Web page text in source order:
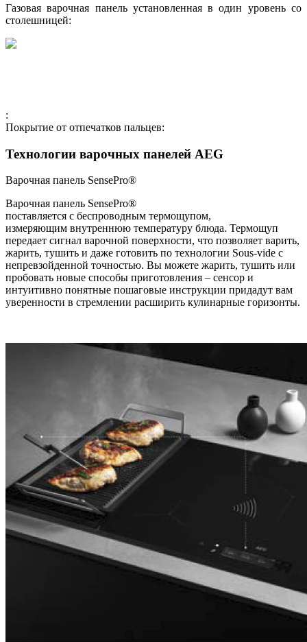
Газовая варочная панель установленная в один уровень со
столешницей:
:
Покрытие от отпечатков пальцев:
Технологии варочных панелей AEG
Варочная панель SensePro®
Варочная панель SensePro®
поставляется с беспроводным термощупом,
измеряющим внутреннюю температуру блюда. Термощуп
передает сигнал варочной поверхности, что позволяет варить,
жарить, тушить и даже готовить по технологии Sous-vide с
непревзойденной точностью. Вы можете жарить, тушить или
пробовать новые способы приготовления – сенсор и
интуитивно понятные пошаговые инструкции придадут вам
уверенности в стремлении расширить кулинарные горизонты.